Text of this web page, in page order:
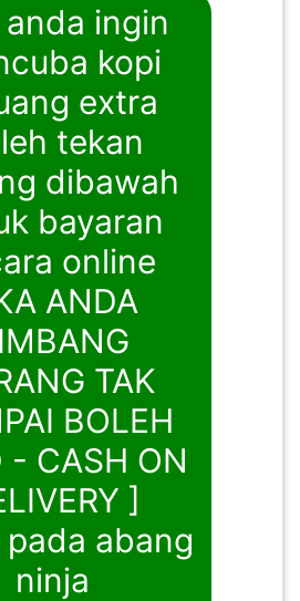
ingin
kopi
extra
tekan
dibawah
bayaran
online
ANDA
TAK
BOLEH
- CASH ON
]
pada abang
ninja